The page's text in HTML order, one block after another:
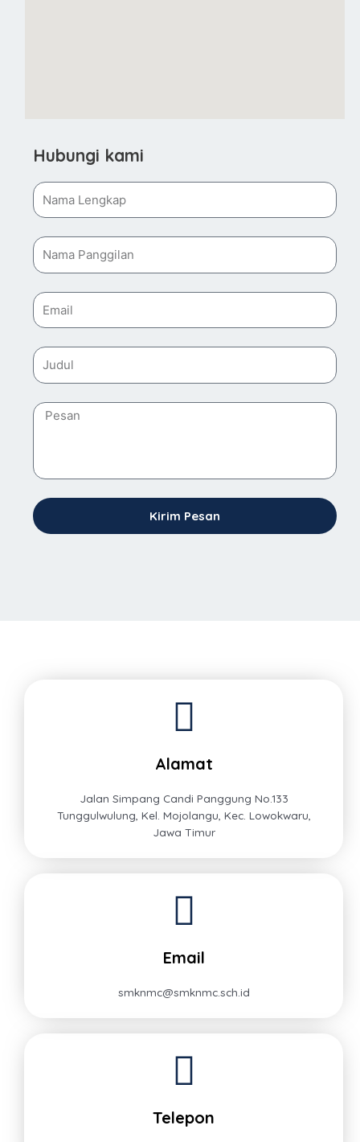
Hubungi kami
Kirim Pesan
Alamat
Jalan Simpang Candi Panggung No.133
Tunggulwulung, Kel. Mojolangu, Kec. Lowokwaru,
Jawa Timur
Email
smknmc@smknmc.sch.id
Telepon